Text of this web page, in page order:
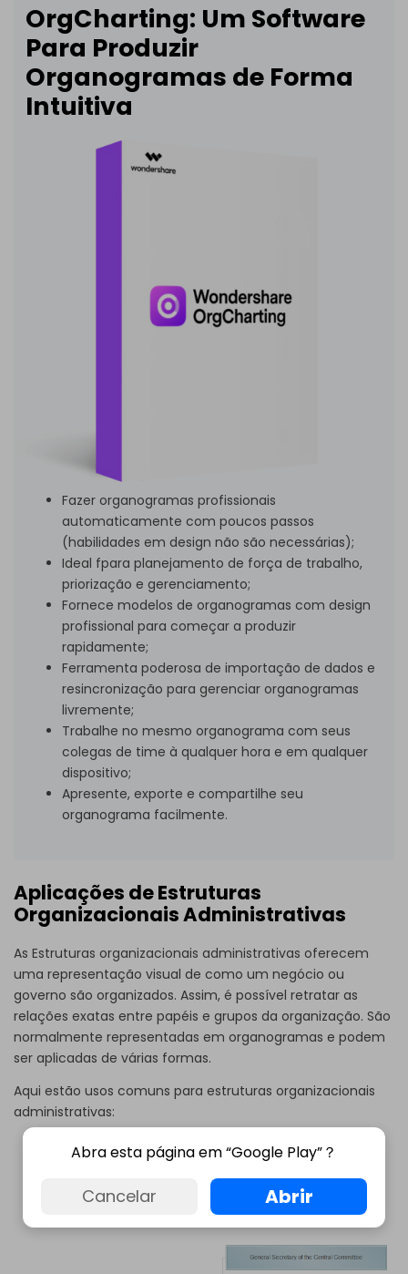
OrgCharting: Um Software
Para Produzir
Organogramas de Forma
Intuitiva
Fazer organogramas profissionais
automaticamente com poucos passos
(habilidades em design não são necessárias);
Ideal fpara planejamento de força de trabalho,
priorização e gerenciamento;
Fornece modelos de organogramas com design
profissional para começar a produzir
rapidamente;
Ferramenta poderosa de importação de dados e
resincronização para gerenciar organogramas
livremente;
Trabalhe no mesmo organograma com seus
colegas de time à qualquer hora e em qualquer
dispositivo;
Apresente, exporte e compartilhe seu
organograma facilmente.
Aplicações de Estruturas
Organizacionais Administrativas
As Estruturas organizacionais administrativas oferecem
uma representação visual de como um negócio ou
governo são organizados. Assim, é possível retratar as
relações exatas entre papéis e grupos da organização. São
normalmente representadas em organogramas e podem
ser aplicadas de várias formas.
Aqui estão usos comuns para estruturas organizacionais
administrativas:
Política
: Apresentar a estrutura organizacional do
governo ou os departamentos principais, como o
departamento da polícia .
Abra esta página em “Google Play”？
Cancelar Abrir